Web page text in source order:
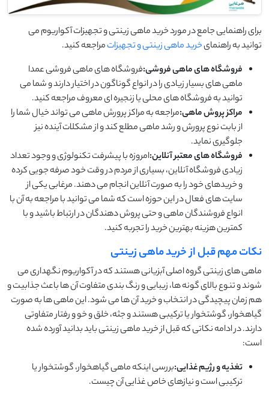
برای راهنمایی جامع در مورد خرید ماهی زینتی و تجهیزات آکواریوم می
توانید به راهنمایخرید ماهی زینتی و تجهیزاتمراجعه کنید.
فروشگاه های ماهی فروشی:فروشگاه های ماهی فروشی عمدا
ماهی های بسیار زیادی را در انواع گوناگون در اختیار دارند و شما می
توانید به فروشگاه های محلی یا زنجیره ای معروف مراجعه کنید.
مراکز پروش ماهی:مراجعه به مراکز پرورش ماهی می تواند خیال شما را
از بابت نوع پرورش و رشد ماهی مطلع کند و از مشکلات آینده نیز
جلوگیری نماید.
فروشگاه های معتبر آنلاین:امروزه با پیشرفت تکنولوژی و وجود تعداد
زیادی فروشگاه آنلاین، بسیاری از مردم در وقت خود صرفه جویی کرده
و خریدهای خود را به صورت آنلاین انجام می دهند. مرغابی یکی از
سایت های فعال در این حوزه است که شما می توانید با مراجعه به آن با
انواع فروشندگان ماهی و حتی پروش دهندگان در ارتباط باشید و با
کمترین هزینه بهترین خرید را تجربه کنید.
نکات مهم قبل از خرید ماهی زینتی
ماهی های زینتی گروه اصلی آبزیانی هستند که در آکواریوم نگهداری می
شوند و تنوع بالای گونه ها، زیبایی و رنگ بندی متفاوت آن ها باعث جذابیت و
هم زمان پیچیدگی در انتخاب و خرید آن ها می شود. این ماهی ها به صورت
گیاهخوار، گوشتخوار یا ترکیبی هستند و جثه، خلق و خو و رفتار متفاوتی
دارند. در ادامه نکاتی که قبل از خرید ماهی زینتی باید بدانید آورده شده
است:
تغذیه و رژیم غذایی:بررسی اینکه ماهی گیاهخوار، گوشتخوار یا
ترکیبی است و نیازهای خاص غذایی آن چیست.